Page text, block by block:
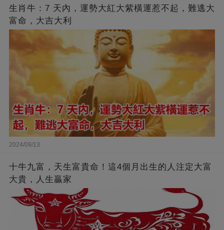
生肖牛：7 天內，運勢大紅大紫橫運惹不起，難逃大
富命，大吉大利
2024/09/13
十牛九富，天生富貴命！這4個月出生的人注定大富
大貴，人生贏家